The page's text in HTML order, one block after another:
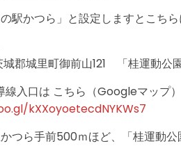
駅かつら」と設定しますとこち
郡城里町御前山121 「桂運動公園
入口は こちら（Googleマップ）
kXXoyoetecdNYKWs7
つら手前500ｍほど、「桂運動公